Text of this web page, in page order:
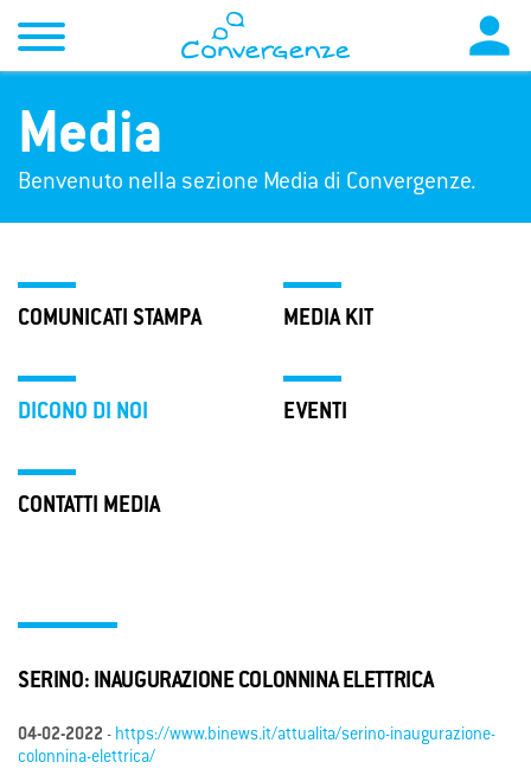

Media
Benvenuto nella sezione Media di Convergenze.
COMUNICATI STAMPA MEDIA KIT
DICONO DI NOI EVENTI
CONTATTI MEDIA
SERINO: INAUGURAZIONE COLONNINA ELETTRICA
04-02-2022 - https://www.binews.it/attualita/serino-inaugurazione-
colonnina-elettrica/